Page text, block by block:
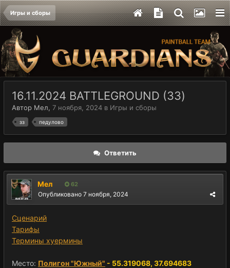
Игры и сборы
16.11.2024 BATTLEGROUND (ЗЗ)
Автор Мел, 7 ноября, 2024 в Игры и сборы
зз педулово
Ответить
Мел 62
Опубликовано 7 ноября, 2024
Сценарий
Тарифы
Термины хуермины
Место: Полигон "Южный" - 55.319068, 37.694683